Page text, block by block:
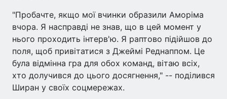
"Пробачте, якщо мої вчинки образили Аморіма
вчора. Я насправді не знав, що в цей момент у
нього проходить інтерв'ю. Я раптово підійшов до
поля, щоб привітатися з Джеймі Реднаппом. Це
була відмінна гра для обох команд, вітаю всіх,
хто долучився до цього досягнення," -- поділився
Ширан у своїх соцмережах.